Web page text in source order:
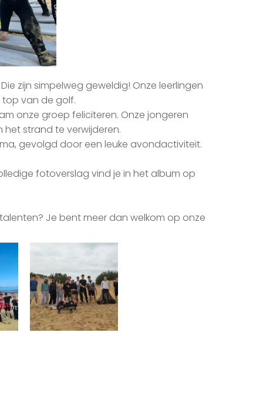
zijn simpelweg geweldig! Onze leerlingen
top van de golf.
onze groep feliciteren. Onze jongeren
strand te verwijderen.
gevolgd door een leuke avondactiviteit.
fotoverslag vind je in het album op
Je bent meer dan welkom op onze